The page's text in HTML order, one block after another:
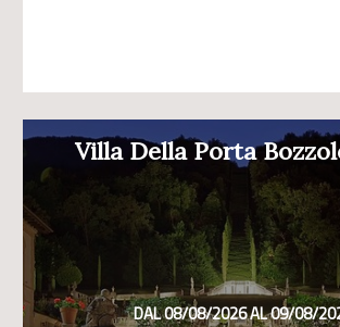
Villa Della Porta
DAL 08/08/2026 AL 09/08/